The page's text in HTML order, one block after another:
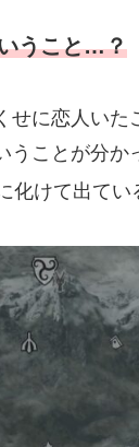
うこと…？
せに恋人い
ことが分か
化けて出て